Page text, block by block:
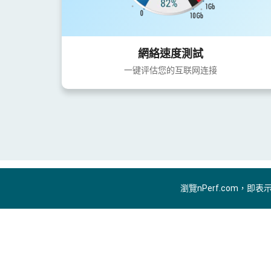
網絡速度測試
一键评估您的互联网连接
瀏覽nPerf.com，即表